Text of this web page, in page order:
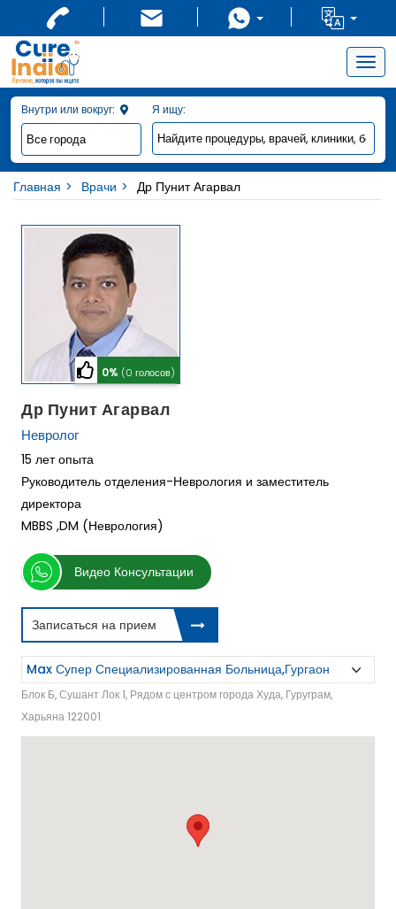
Внутри или вокруг:
Я ищу:
Главная Врачи Др Пунит Агарвал
0% (0 голосов)
Др Пунит Агарвал
Невролог
15 лет опыта
Руководитель отделения-Неврология и заместитель
директора
MBBS ,DM (Неврология)
Видео Консультации
Записаться на прием
Блок Б, Сушант Лок 1, Рядом с центром города Худа, Гуруграм,
Харьяна 122001